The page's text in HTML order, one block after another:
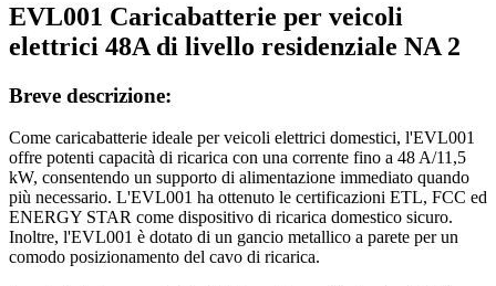
EVL001 Caricabatterie per veicoli
elettrici 48A di livello residenziale NA 2
Breve descrizione:
Come caricabatterie ideale per veicoli elettrici domestici, l'EVL001
offre potenti capacità di ricarica con una corrente fino a 48 A/11,5
kW, consentendo un supporto di alimentazione immediato quando
più necessario. L'EVL001 ha ottenuto le certificazioni ETL, FCC ed
ENERGY STAR come dispositivo di ricarica domestico sicuro.
Inoltre, l'EVL001 è dotato di un gancio metallico a parete per un
comodo posizionamento del cavo di ricarica.